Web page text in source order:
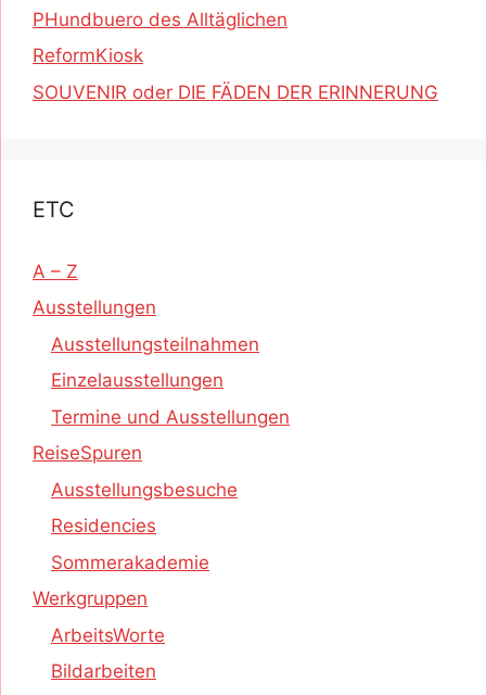
PHundbuero des Alltäglichen
ReformKiosk
SOUVENIR oder DIE FÄDEN DER ERINNERUNG
ETC
A – Z
Ausstellungen
Ausstellungsteilnahmen
Einzelausstellungen
Termine und Ausstellungen
ReiseSpuren
Ausstellungsbesuche
Residencies
Sommerakademie
Werkgruppen
ArbeitsWorte
Bildarbeiten